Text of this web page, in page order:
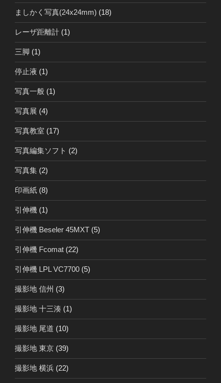
ましかく写真(24x24mm) (18)
レーザ距離計 (1)
三脚 (1)
停止液 (1)
写真一般 (1)
写真展 (4)
写真教室 (17)
写真編集ソフト (2)
写真集 (2)
印画紙 (8)
引伸機 (1)
引伸機 Beseler 45MXT (5)
引伸機 Fcomat (22)
引伸機 LPL VC7700 (5)
撮影地 信州 (3)
撮影地 十三湊 (1)
撮影地 尾道 (10)
撮影地 東京 (39)
撮影地 横浜 (22)